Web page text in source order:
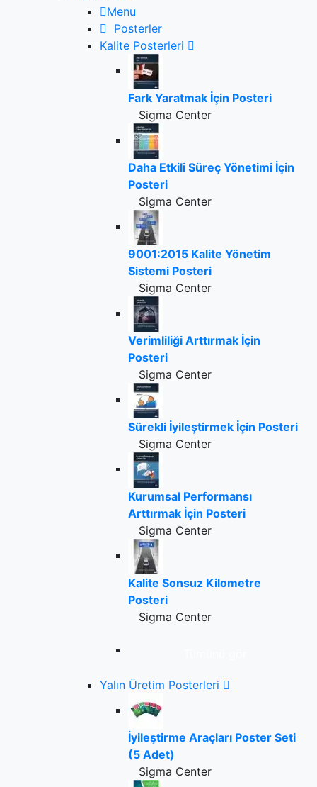
Menu
Posterler
Kalite Posterleri
Fark Yaratmak İçin Posteri
Sigma Center
Daha Etkili Süreç Yönetimi İçin
Posteri
Sigma Center
9001:2015 Kalite Yönetim
Sistemi Posteri
Sigma Center
Verimliliği Arttırmak İçin
Posteri
Sigma Center
Sürekli İyileştirmek İçin Posteri
Sigma Center
Kurumsal Performansı
Arttırmak İçin Posteri
Sigma Center
Kalite Sonsuz Kilometre
Posteri
Sigma Center
Yalın Üretim Posterleri
İyileştirme Araçları Poster Seti
(5 Adet)
Sigma Center